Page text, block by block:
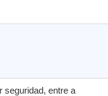
seguridad, entre a